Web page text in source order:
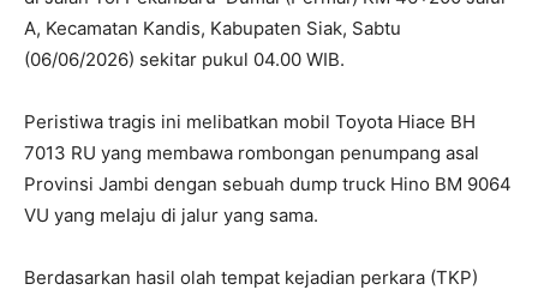
A, Kecamatan Kandis, Kabupaten Siak, Sabtu
(06/06/2026) sekitar pukul 04.00 WIB.
Peristiwa tragis ini melibatkan mobil Toyota Hiace BH
7013 RU yang membawa rombongan penumpang asal
Provinsi Jambi dengan sebuah dump truck Hino BM 9064
VU yang melaju di jalur yang sama.
Berdasarkan hasil olah tempat kejadian perkara (TKP)